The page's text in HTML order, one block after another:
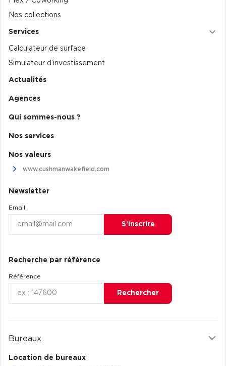
Nos collections
Services
Calculateur de surface
Simulateur d’investissement
Actualités
Agences
Qui sommes-nous ?
Nos services
Nos valeurs
www.cushmanwakefield.com
Newsletter
Email
S’inscrire
Recherche par référence
Référence
Rechercher
Bureaux
Location de bureaux